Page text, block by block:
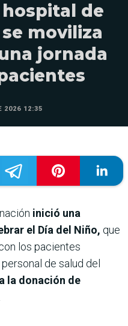
de
moviliza
jornada
2026 12:35
inició una
el Día del Niño, que
los pacientes
de salud del
la donación de